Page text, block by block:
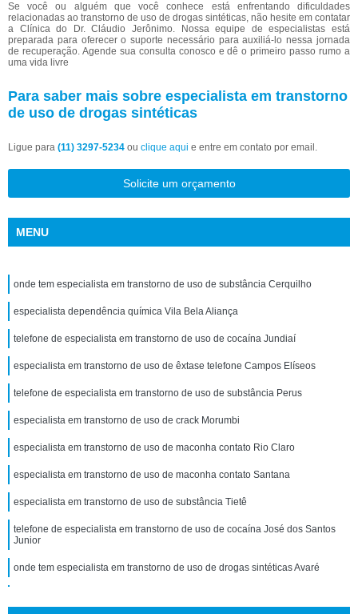
Se você ou alguém que você conhece está enfrentando dificuldades
relacionadas ao transtorno de uso de drogas sintéticas, não hesite em contatar
a Clínica do Dr. Cláudio Jerônimo. Nossa equipe de especialistas está
preparada para oferecer o suporte necessário para auxiliá-lo nessa jornada
de recuperação. Agende sua consulta conosco e dê o primeiro passo rumo a
uma vida livre
Para saber mais sobre especialista em transtorno
de uso de drogas sintéticas
Ligue para (11) 3297-5234 ou clique aqui e entre em contato por email.
Solicite um orçamento
MENU
onde tem especialista em transtorno de uso de substância Cerquilho
especialista dependência química Vila Bela Aliança
telefone de especialista em transtorno de uso de cocaína Jundiaí
especialista em transtorno de uso de êxtase telefone Campos Elíseos
telefone de especialista em transtorno de uso de substância Perus
especialista em transtorno de uso de crack Morumbi
especialista em transtorno de uso de maconha contato Rio Claro
especialista em transtorno de uso de maconha contato Santana
especialista em transtorno de uso de substância Tietê
telefone de especialista em transtorno de uso de cocaína José dos Santos
Junior
onde tem especialista em transtorno de uso de drogas sintéticas Avaré